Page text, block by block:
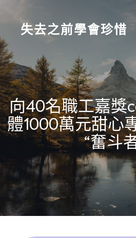
content
失去之前學會珍惜
向40名職工嘉獎
體1000萬元甜心
“奮斗